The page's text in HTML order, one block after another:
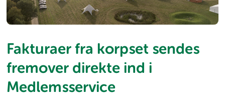
Fakturaer fra korpset sendes
fremover direkte ind i
Medlemsservice